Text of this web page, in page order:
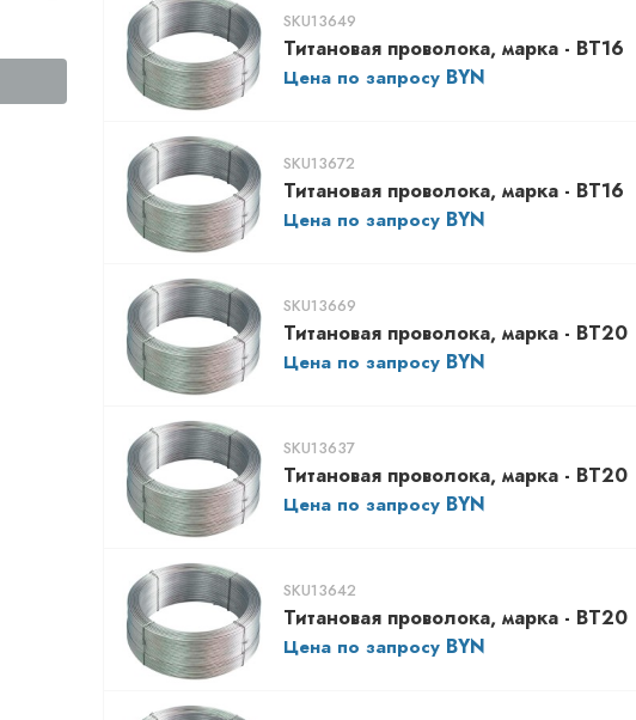
SKU13649
Титановая проволока, марка - ВТ16
Цена по запросу
SKU13672
Титановая проволока, марка - ВТ16
Цена по запросу
SKU13669
Титановая проволока, марка - ВТ20
Цена по запросу
SKU13637
Титановая проволока, марка - ВТ20
Цена по запросу
SKU13642
Титановая проволока, марка - ВТ20
Цена по запросу